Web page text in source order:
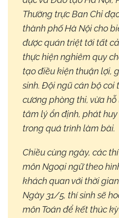
Thường trực Ban Chỉ
thành phố Hà Nội cho
được quán triệt tới tất
thực hiện nghiêm quy
tạo điều kiện thuận lợi,
sinh. Đội ngũ cán bộ
cương phòng thi, vừa
tâm lý ổn định, phát
trong quá trình làm bài.
Chiều cùng ngày, các
môn Ngoại ngữ theo
khách quan với thời
Ngày 31/5, thí sinh sẽ
môn Toán để kết thúc